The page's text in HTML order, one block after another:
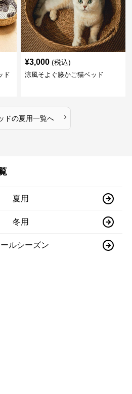
ド
¥3,000 (税込)
涼風そよぐ籐かご猫ベッド
ドの夏用一覧へ ›
夏用
冬用
ルシーズン